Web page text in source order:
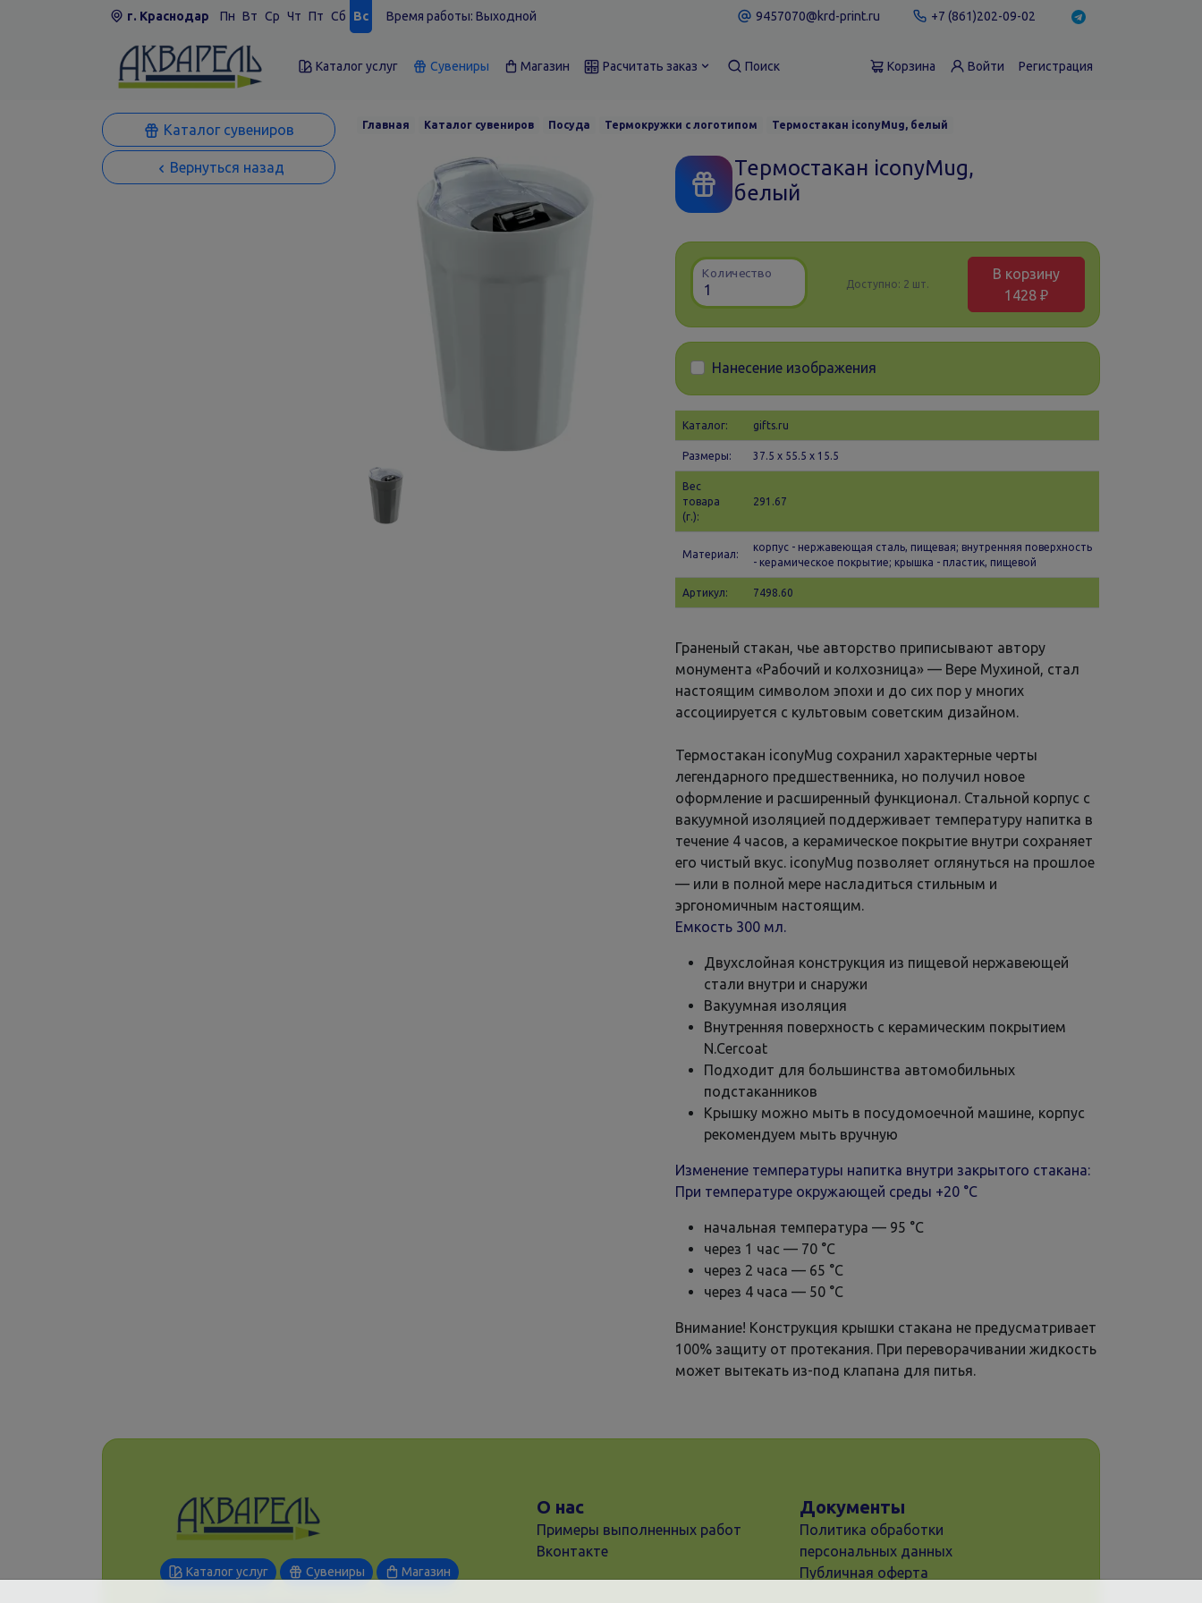
г. Краснодар Пн Вт Ср Чт Пт Сб Вс Время работы: Выходной 9457070@krd-print.ru +7 (861)202-09-02
Каталог услуг Сувениры Магазин Расчитать заказ Поиск Корзина Войти Регистрация
Каталог сувениров
Вернуться назад
Главная Каталог сувениров Посуда Термокружки с логотипом Термостакан iconyMug, белый
Термостакан iconyMug,
белый
Количество
Доступно: 2 шт.
В корзину
1428 ₽
Нанесение изображения
Каталог: gifts.ru
Размеры: 37.5 х 55.5 x 15.5
Вес
товара
(г.):
291.67
Материал:
корпус - нержавеющая сталь, пищевая; внутренняя поверхность
- керамическое покрытие; крышка - пластик, пищевой
Артикул: 7498.60
Граненый стакан, чье авторство приписывают автору
монумента «Рабочий и колхозница» — Вере Мухиной, стал
настоящим символом эпохи и до сих пор у многих
ассоциируется с культовым советским дизайном.
Термостакан iconyMug сохранил характерные черты
легендарного предшественника, но получил новое
оформление и расширенный функционал. Стальной корпус с
вакуумной изоляцией поддерживает температуру напитка в
течение 4 часов, а керамическое покрытие внутри сохраняет
его чистый вкус. iconyMug позволяет оглянуться на прошлое
— или в полной мере насладиться стильным и
эргономичным настоящим.
Емкость 300 мл.
Двухслойная конструкция из пищевой нержавеющей
стали внутри и снаружи
Вакуумная изоляция
Внутренняя поверхность с керамическим покрытием
N.Cercoat
Подходит для большинства автомобильных
подстаканников
Крышку можно мыть в посудомоечной машине, корпус
рекомендуем мыть вручную
Изменение температуры напитка внутри закрытого стакана:
При температуре окружающей среды +20 °С
начальная температура — 95 °С
через 1 час — 70 °С
через 2 часа — 65 °С
через 4 часа — 50 °С
Внимание! Конструкция крышки стакана не предусматривает
100% защиту от протекания. При переворачивании жидкость
может вытекать из-под клапана для питья.
Каталог услуг Сувениры Магазин
О нас
Примеры выполненных работ
Вконтакте
Документы
Политика обработки
персональных данных
Публичная оферта